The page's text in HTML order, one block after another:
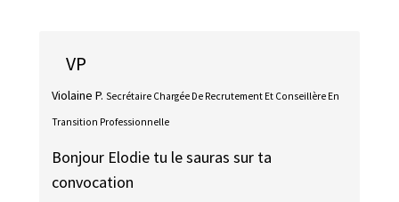
VP
Violaine P. Secrétaire Chargée De Recrutement Et Conseillère En
Transition Professionnelle
Bonjour Elodie tu le sauras sur ta
convocation